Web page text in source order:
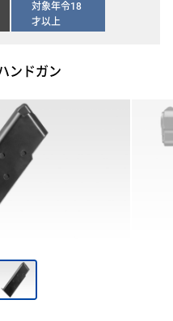
対象年令18
才以上
ンドガン